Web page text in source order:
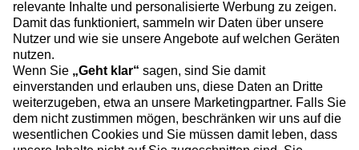
Sitemap
Datenschutz
Impressum
Datenschutzeinstellungen